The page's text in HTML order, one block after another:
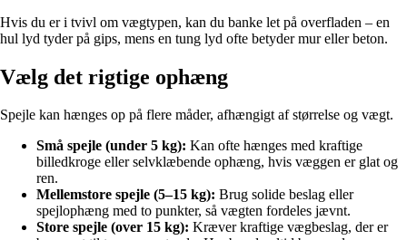
Hvis du er i tvivl om vægtypen, kan du banke let på overfladen – en
hul lyd tyder på gips, mens en tung lyd ofte betyder mur eller beton.
Vælg det rigtige ophæng
Spejle kan hænges op på flere måder, afhængigt af størrelse og vægt.
Små spejle (under 5 kg): Kan ofte hænges med kraftige
billedkroge eller selvklæbende ophæng, hvis væggen er glat og
ren.
Mellemstore spejle (5–15 kg): Brug solide beslag eller
spejlophæng med to punkter, så vægten fordeles jævnt.
Store spejle (over 15 kg): Kræver kraftige vægbeslag, der er